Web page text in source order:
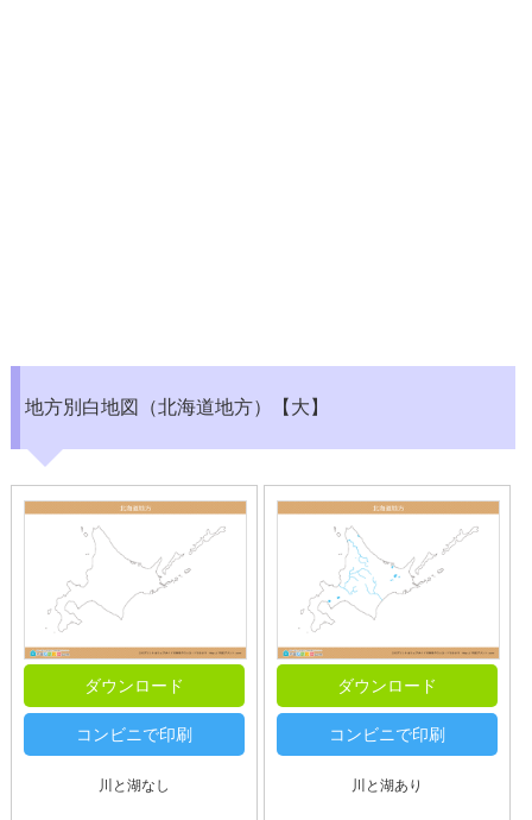
地方別白地図（北海道地方）【大】
ダウンロード
コンビニで印刷
川と湖なし
ダウンロード
コンビニで印刷
川と湖あり